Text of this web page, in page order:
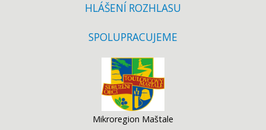
HLÁŠENÍ ROZHLASU
SPOLUPRACUJEME
Mikroregion Maštale